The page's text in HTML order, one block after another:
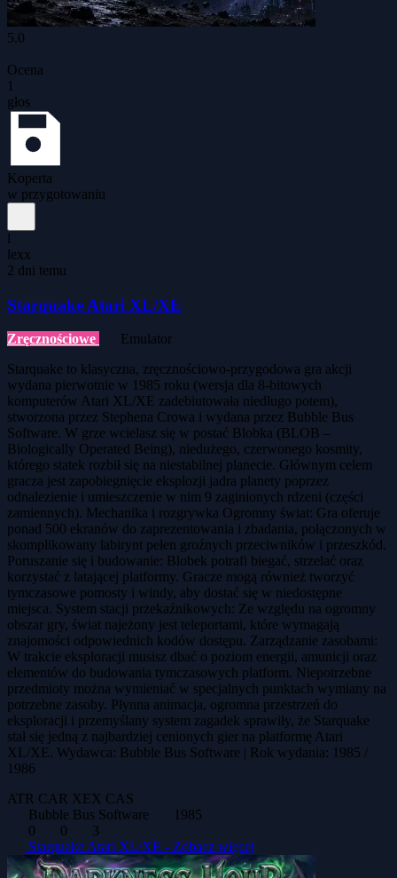
5.0
Ocena
1
głos
Koperta
w przygotowaniu
l
lexx
2 dni temu
Starquake Atari XL/XE
Zręcznościowe
Emulator
Starquake to klasyczna, zręcznościowo-przygodowa gra akcji
wydana pierwotnie w 1985 roku (wersja dla 8-bitowych
komputerów Atari XL/XE zadebiutowała niedługo potem),
stworzona przez Stephena Crowa i wydana przez Bubble Bus
Software. W grze wcielasz się w postać Blobka (BLOB –
Biologically Operated Being), niedużego, czerwonego kosmity,
którego statek rozbił się na niestabilnej planecie. Głównym celem
gracza jest zapobiegnięcie eksplozji jadra planety poprzez
odnalezienie i umieszczenie w nim 9 zaginionych rdzeni (części
zamiennych). Mechanika i rozgrywka Ogromny świat: Gra oferuje
ponad 500 ekranów do zaprezentowania i zbadania, połączonych w
skomplikowany labirynt pełen groźnych przeciwników i przeszkód.
Poruszanie się i budowanie: Blobek potrafi biegać, strzelać oraz
korzystać z latającej platformy. Gracze mogą również tworzyć
tymczasowe pomosty i windy, aby dostać się w niedostępne
miejsca. System stacji przekaźnikowych: Ze względu na ogromny
obszar gry, świat najeżony jest teleportami, które wymagają
znajomości odpowiednich kodów dostępu. Zarządzanie zasobami:
W trakcie eksploracji musisz dbać o poziom energii, amunicji oraz
elementów do budowania tymczasowych platform. Niepotrzebne
przedmioty można wymieniać w specjalnych punktach wymiany na
potrzebne zasoby. Płynna animacja, ogromna przestrzeń do
eksploracji i przemyślany system zagadek sprawiły, że Starquake
stał się jedną z najbardziej cenionych gier na platformę Atari
XL/XE. Wydawca: Bubble Bus Software | Rok wydania: 1985 /
1986
ATR CAR XEX CAS
Bubble Bus Software
1985
0
0
3
Starquake Atari XL/XE - Zobacz więcej